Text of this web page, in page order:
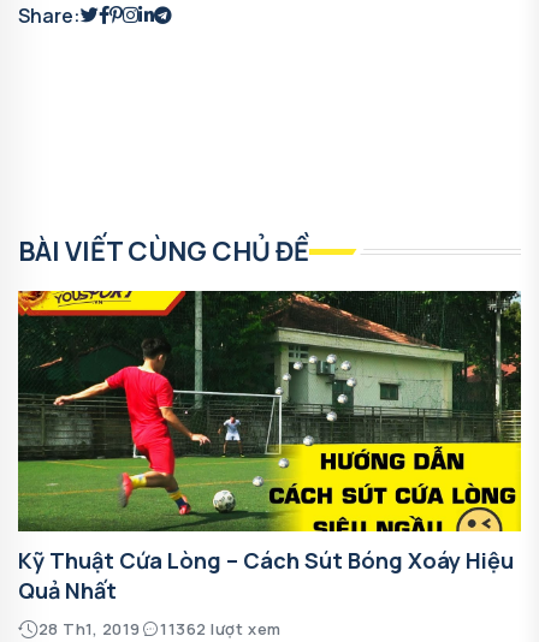
Share:
BÀI VIẾT CÙNG CHỦ ĐỀ
Kỹ Thuật Cứa Lòng – Cách Sút Bóng Xoáy Hiệu
Quả Nhất
28 Th1, 2019 11362 lượt xem